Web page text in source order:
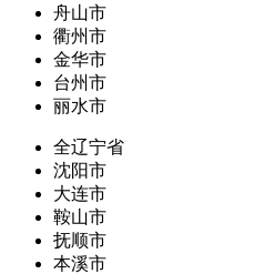
舟山市
衢州市
金华市
台州市
丽水市
全辽宁省
沈阳市
大连市
鞍山市
抚顺市
本溪市